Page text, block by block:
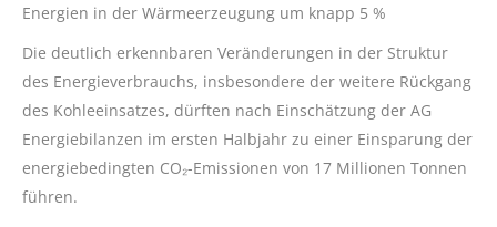
Energien in der Wärmeerzeugung um knapp 5 %
Die deutlich erkennbaren Veränderungen in der Struktur
des Energieverbrauchs, insbesondere der weitere Rückgang
des Kohleeinsatzes, dürften nach Einschätzung der AG
Energiebilanzen im ersten Halbjahr zu einer Einsparung der
energiebedingten CO₂-Emissionen von 17 Millionen Tonnen
führen.